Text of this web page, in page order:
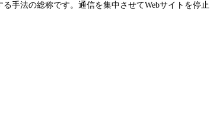
法の総称です。通信を集中させてWebサイトを停止